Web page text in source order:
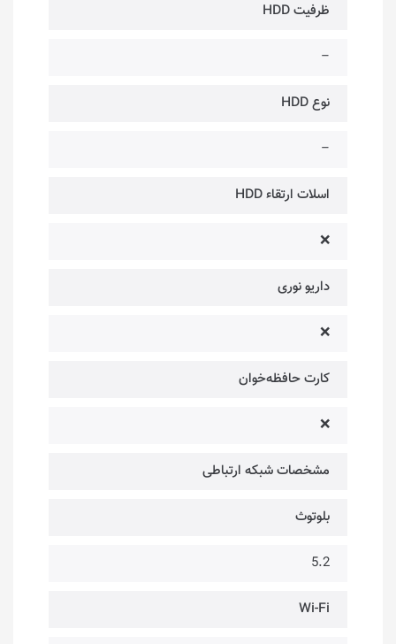
ظرفیت HDD
–
نوع HDD
–
اسلات ارتقاء HDD
❌
داریو نوری
❌
کارت حافظه‌خوان
❌
مشخصات شبکه ارتباطی
بلوتوث
5.2
Wi-Fi